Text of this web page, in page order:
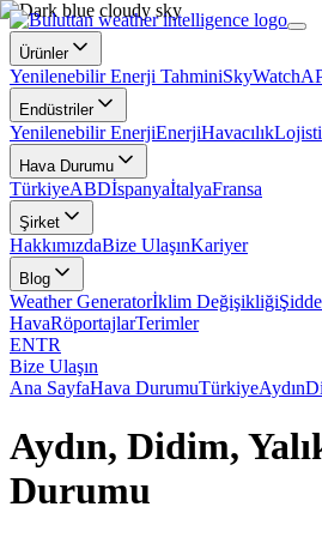
Ürünler
Yenilenebilir Enerji TahminiSkyWatch
Endüstriler
Yenilenebilir EnerjiEnerjiHavacılık
Hava Durumu
TürkiyeABDİspanyaİtalyaFransa
Şirket
HakkımızdaBize UlaşınKariyer
Blog
Weather Generatorİklim Değişikliği
HavaRöportajlarTerimler
ENTR
Bize Ulaşın
Ana SayfaHava DurumuTürkiyeAydın
Aydın, Didim,
Durumu